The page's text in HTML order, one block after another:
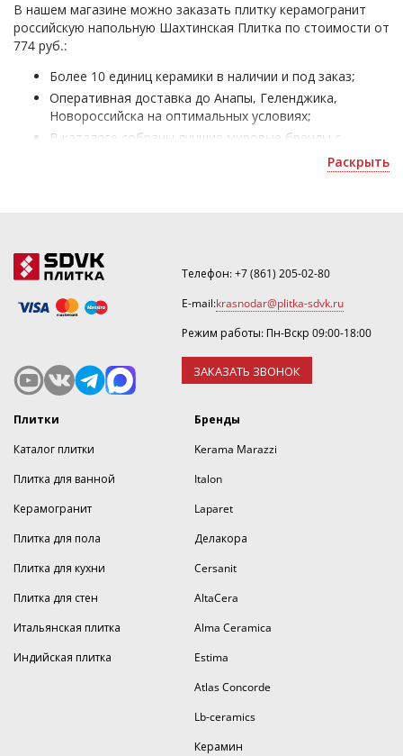
В нашем магазине можно заказать плитку керамогранит
российскую напольную Шахтинская Плитка по стоимости от
774 руб.:
Более 10 единиц керамики в наличии и под заказ;
Оперативная доставка до Анапы, Геленджика,
Новороссийска на оптимальных условиях;
В каталоге собраны лучшие мировые бренды с
Российский напольный керамогранит - для облицовки
Раскрыть
Телефон:+7 (861) 205-02-80
E-mail:krasnodar@plitka-sdvk.ru
Режим работы: Пн-Вскр 09:00-18:00
ЗАКАЗАТЬ ЗВОНОК
Плитки
Каталог плитки
Плитка для ванной
Керамогранит
Плитка для пола
Плитка для кухни
Плитка для стен
Итальянская плитка
Индийская плитка
Бренды
Kerama Marazzi
Italon
Laparet
Делакора
Cersanit
AltaCera
Alma Ceramica
Estima
Atlas Concorde
Lb-ceramics
Керамин